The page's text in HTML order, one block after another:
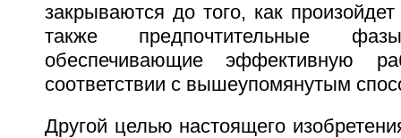
закрываются до того, как
также предпочтительные
обеспечивающие эффективную
соответствии с вышеупомянутым
Другой целью настоящего